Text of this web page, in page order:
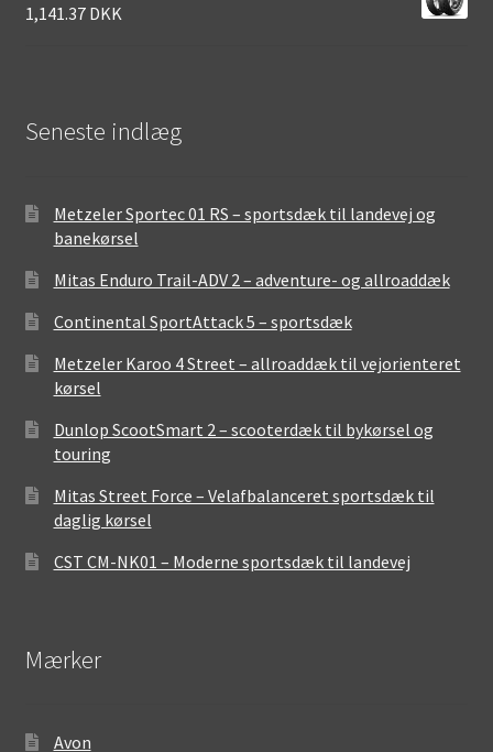
1,141.37 DKK
Seneste indlæg
Metzeler Sportec 01 RS – sportsdæk til landevej og
banekørsel
Mitas Enduro Trail-ADV 2 – adventure- og allroaddæk
Continental SportAttack 5 – sportsdæk
Metzeler Karoo 4 Street – allroaddæk til vejorienteret
kørsel
Dunlop ScootSmart 2 – scooterdæk til bykørsel og
touring
Mitas Street Force – Velafbalanceret sportsdæk til
daglig kørsel
CST CM-NK01 – Moderne sportsdæk til landevej
Mærker
Avon